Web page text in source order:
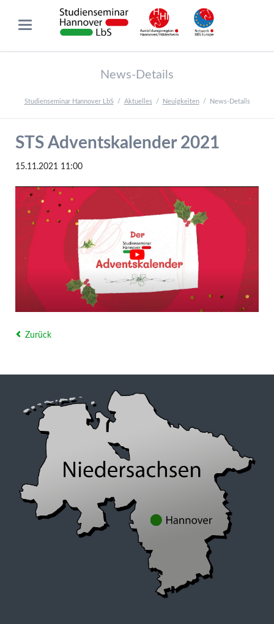
News-Details
Studienseminar Hannover LbS Aktuelles Neuigkeiten News-Details
STS Adventskalender 2021
15.11.2021 11:00
Zurück